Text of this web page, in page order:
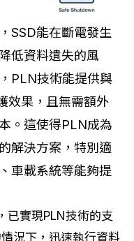
SSD能在斷電發生
低資料遺失的風
PLN技術能提供與
效果，且無需額外
。這使得PLN成為
解決方案，特別適
車載系統等能夠提
已實現PLN技術的支
況下，迅速執行資料